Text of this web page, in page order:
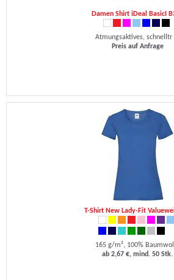
Damen Shirt iDeal BasicI
Atmungsaktives, schnelltr
Preis auf Anfrage
T-Shirt New Lady-Fit
165 g/m², 100%
ab 2,67 €, mind. 50 Stk.